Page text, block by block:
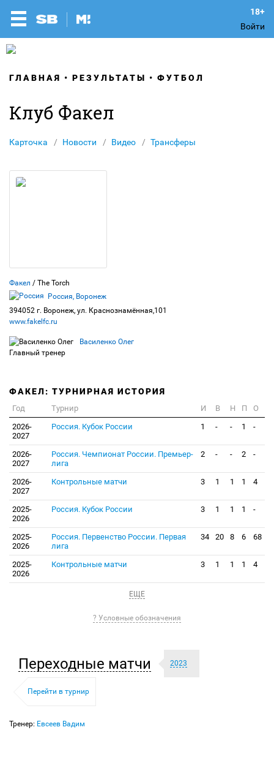
Войти
ГЛАВНАЯ РЕЗУЛЬТАТЫ ФУТБОЛ
Клуб Факел
Карточка Новости Видео Трансферы
Факел / The Torch
Россия, Воронеж
394052 г. Воронеж, ул. Краснознамённая,101
www.fakelfc.ru
Василенко Олег
Главный тренер
ФАКЕЛ: ТУРНИРНАЯ ИСТОРИЯ
Год Турнир И В Н П
О
2026-
2027
Россия. Кубок России 1 - - 1 -
2026-
2027
Россия. Чемпионат России. Премьер-
лига
2 - - 2 -
2026-
2027
Контрольные матчи 3 1 1 1 4
2025-
2026
Россия. Кубок России 3 1 1 1 -
2025-
2026
Россия. Первенство России. Первая
лига
34 20 8 6 68
2025-
2026
Контрольные матчи 3 1 1 1 4
ЕЩЕ
? Условные обозначения
Переходные матчи 2023
Перейти в турнир
Тренер: Евсеев Вадим